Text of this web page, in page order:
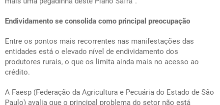
Endividamento se consolida como principal preocupação
Entre os pontos mais recorrentes nas manifestações das
entidades está o elevado nível de endividamento dos
produtores rurais, o que os limita ainda mais no acesso ao
crédito.
A Faesp (Federação da Agricultura e Pecuária do Estado de São
Paulo) avalia que o principal problema do setor não está